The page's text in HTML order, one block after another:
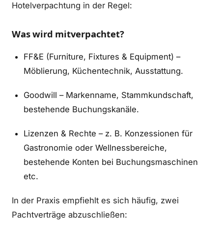
Hotelverpachtung in der Regel:
Was wird mitverpachtet?
FF&E (Furniture, Fixtures & Equipment) –
Möblierung, Küchentechnik, Ausstattung.
Goodwill – Markenname, Stammkundschaft,
bestehende Buchungskanäle.
Lizenzen & Rechte – z. B. Konzessionen für
Gastronomie oder Wellnessbereiche,
bestehende Konten bei Buchungsmaschinen
etc.
In der Praxis empfiehlt es sich häufig, zwei
Pachtverträge abzuschließen: